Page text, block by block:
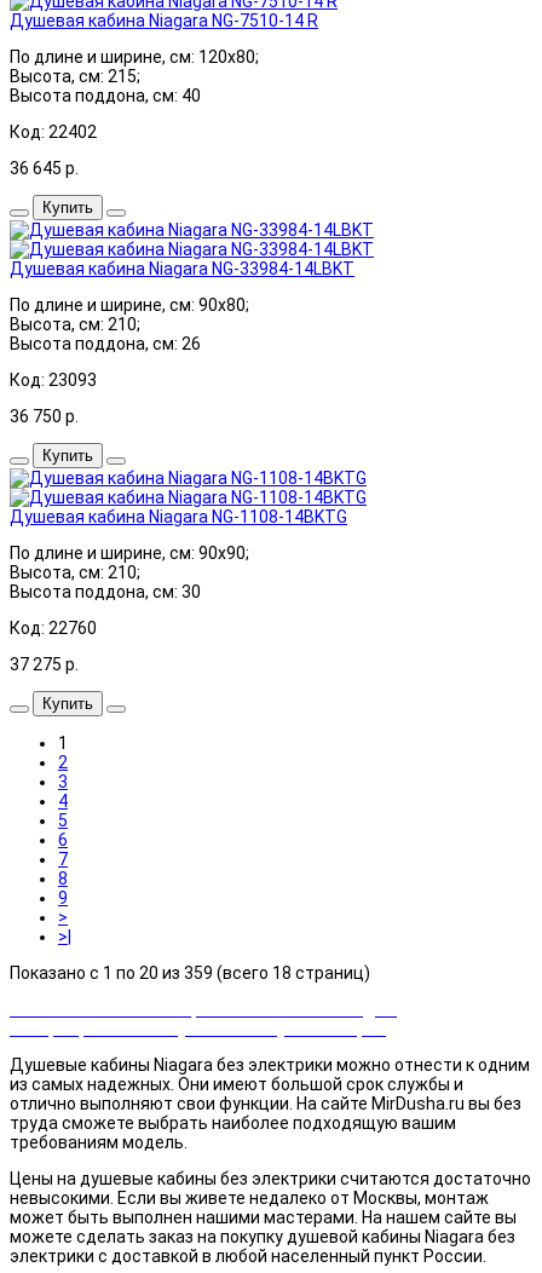
Душевая кабина Niagara NG-7510-14 R
По длине и ширине, см: 120x80;
Высота, см: 215;
Высота поддона, см: 40
Код: 22402
36 645 р.
Купить
Душевая кабина Niagara NG-33984-14LBKT
По длине и ширине, см: 90x80;
Высота, см: 210;
Высота поддона, см: 26
Код: 23093
36 750 р.
Купить
Душевая кабина Niagara NG-1108-14BKTG
По длине и ширине, см: 90x90;
Высота, см: 210;
Высота поддона, см: 30
Код: 22760
37 275 р.
Купить
1
2
3
4
5
6
7
8
9
>
>|
Показано с 1 по 20 из 359 (всего 18 страниц)
Душевые кабины Niagara без электрики можно отнести к одним
из самых надежных. Они имеют большой срок службы и
отлично выполняют свои функции. На сайте MirDusha.ru вы без
труда сможете выбрать наиболее подходящую вашим
требованиям модель.
Цены на душевые кабины без электрики считаются достаточно
невысокими. Если вы живете недалеко от Москвы, монтаж
может быть выполнен нашими мастерами. На нашем сайте вы
можете сделать заказ на покупку душевой кабины Niagara без
электрики с доставкой в любой населенный пункт России.